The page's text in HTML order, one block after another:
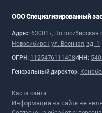
ООО Специализированный
Адрес: 630017, Новосибирская
Новосибирск, ул. Военная, зд. 1
ОГРН: 1125476111408 ИНН:
Генеральный директор:
Карта сайта
Информация на сайте не